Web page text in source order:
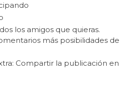
los amigos que quieras.
más posibilidades de
Compartir la publicación en